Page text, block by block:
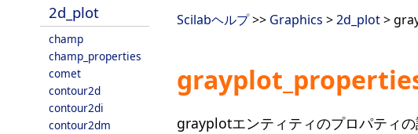
2d_plot
champ
champ_properties
comet
contour2d
contour2di
contour2dm
Scilabヘルプ>> Graphics >2d_plot>
grayplotエンティティのプロパティ